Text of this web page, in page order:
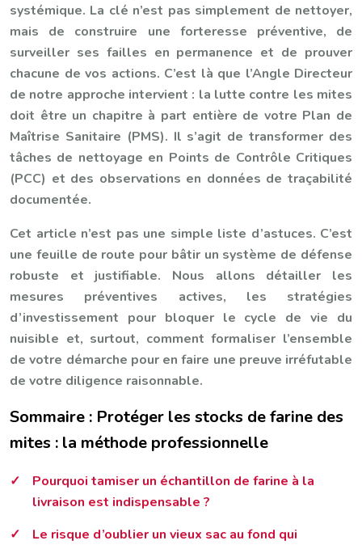
systémique. La clé n’est pas simplement de nettoyer,
mais de construire une forteresse préventive, de
surveiller ses failles en permanence et de prouver
chacune de vos actions. C’est là que l’Angle Directeur
de notre approche intervient : la lutte contre les mites
doit être un chapitre à part entière de votre Plan de
Maîtrise Sanitaire (PMS). Il s’agit de transformer des
tâches de nettoyage en Points de Contrôle Critiques
(PCC) et des observations en données de traçabilité
documentée.
Cet article n’est pas une simple liste d’astuces. C’est
une feuille de route pour bâtir un système de défense
robuste et justifiable. Nous allons détailler les
mesures préventives actives, les stratégies
d’investissement pour bloquer le cycle de vie du
nuisible et, surtout, comment formaliser l’ensemble
de votre démarche pour en faire une preuve irréfutable
de votre diligence raisonnable.
Sommaire : Protéger les stocks de farine des
mites : la méthode professionnelle
Pourquoi tamiser un échantillon de farine à la
livraison est indispensable ?
Le risque d’oublier un vieux sac au fond qui